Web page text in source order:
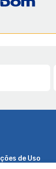
HOME
de Uso